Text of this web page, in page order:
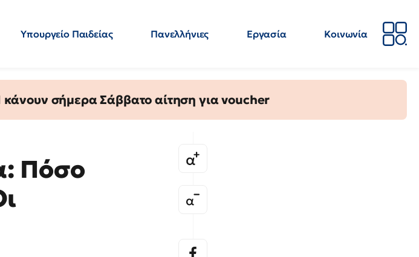
Υπουργείο Παιδείας Πανελλήνιες Εργασία
Κοινωνία
σήμερα Σάββατο αίτηση για voucher
Πόσο